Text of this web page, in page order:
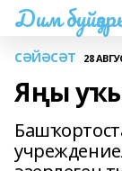
Дим
СӘЙӘСӘТ 28
Яңы